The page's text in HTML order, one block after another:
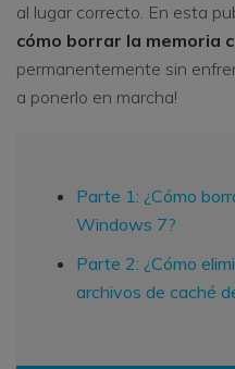
al lugar correcto. En esta
cómo borrar la memoria
permanentemente sin
a ponerlo en marcha!
Parte 1: ¿Cómo
Windows 7?
Parte 2: ¿Cómo
archivos de caché